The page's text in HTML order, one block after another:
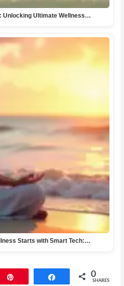
Unlocking Ultimate Wellness…
Starts with Smart Tech:…
Share 0
SHARES